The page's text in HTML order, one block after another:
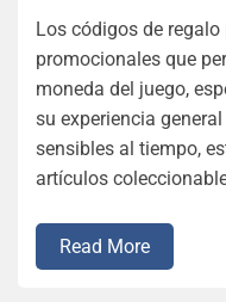
Los códigos de
promocionales que
moneda del juego,
su experiencia
sensibles al tiempo,
artículos
Read More